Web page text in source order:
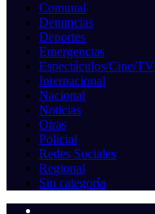
Comunal
Denuncias
Deportes
Emergencias
Espectáculos/Cine/TV
Internacional
Nacional
Noticias
Otras
Policial
Redes Sociales
Regional
Sin categoría